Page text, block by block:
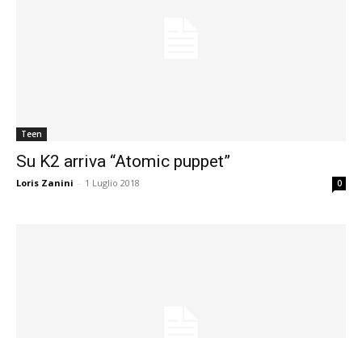
Teen
Su K2 arriva “Atomic puppet”
Loris Zanini - 1 Luglio 2018 0